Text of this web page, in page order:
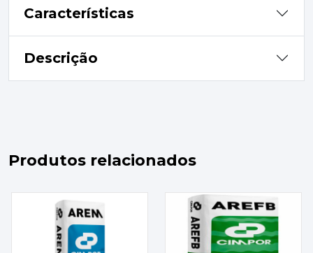
Características
Descrição
Produtos relacionados